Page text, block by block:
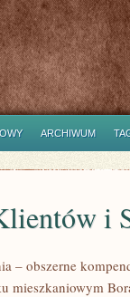
ARCHIWUM
i
– obszerne
mieszkaniowym